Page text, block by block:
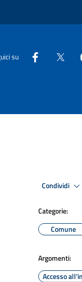
su
Condividi
Categorie:
Comune
Argomenti:
Accesso